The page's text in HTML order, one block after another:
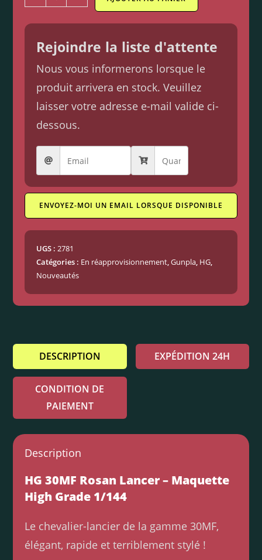
Rejoindre la liste d'attente
Nous vous informerons lorsque le
produit arrivera en stock. Veuillez
laisser votre adresse e-mail valide ci-
dessous.
ENVOYEZ-MOI UN EMAIL LORSQUE DISPONIBLE
UGS :2781
Catégories : En réapprovisionnement,Gunpla, HG,
Nouveautés
DESCRIPTION EXPÉDITION 24H
CONDITION DE
PAIEMENT
Description
HG 30MF Rosan Lancer – Maquette
High Grade 1/144
Le chevalier-lancier de la gamme 30MF,
élégant, rapide et terriblement stylé !